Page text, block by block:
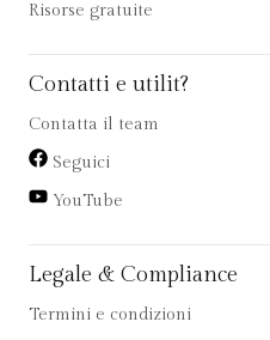
Risorse gratuite
Contatti e utilit?
Contatta il team
Seguici
YouTube
Legale & Compliance
Termini e condizioni